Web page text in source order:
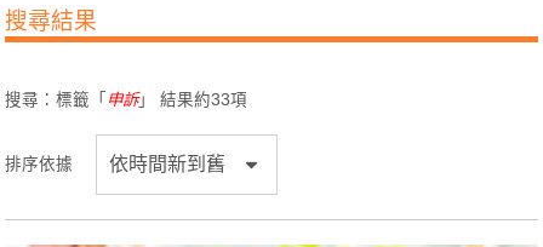
退休先準備 好險學堂 輔銷工具 活動專區
搜尋結果
搜尋：標籤「 申訴」 結果約33項
排序依據